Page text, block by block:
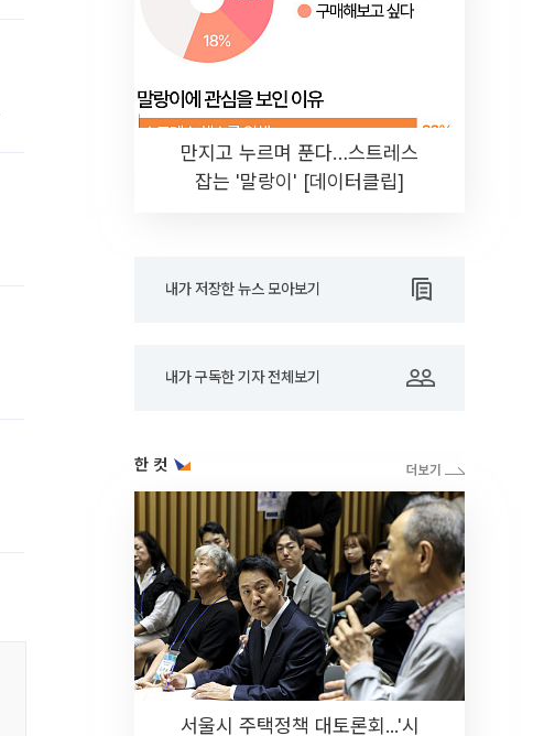
만지고 누르며 푼다…스트레스
잡는 '말랑이' [데이터클립]
내가 저장한 뉴스 모아보기
내가 구독한 기자 전체보기
한 컷
서울시 주택정책 대토론회...'시